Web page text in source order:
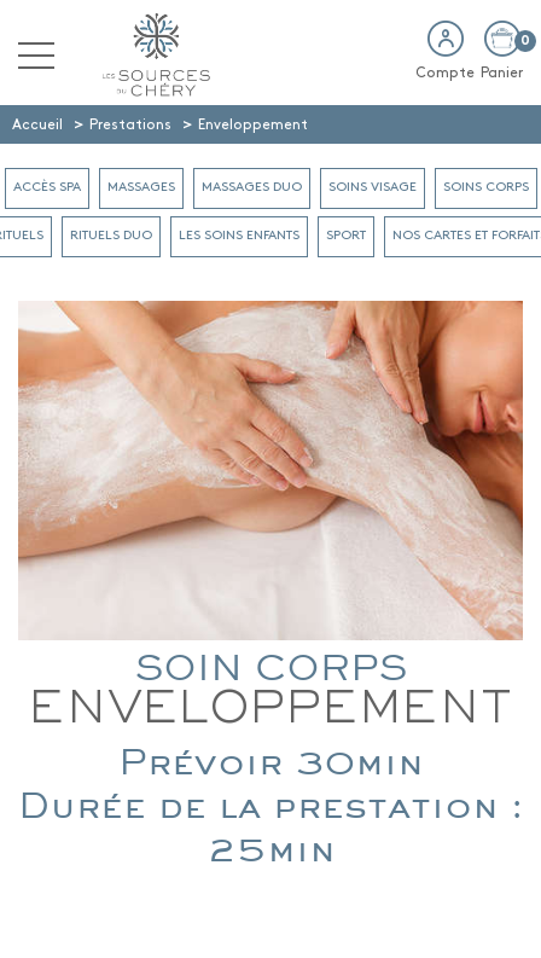
Compte
0
Panier
Accueil > Prestations > Enveloppement
ACCÈS SPA MASSAGES MASSAGES DUO SOINS VISAGE SOINS CORPS
RITUELS DUO LES SOINS ENFANTS SPORT NOS CARTES ET
SOIN CORPS
ENVELOPPEMENT
Prévoir 30min
Durée de la prestation :
25min